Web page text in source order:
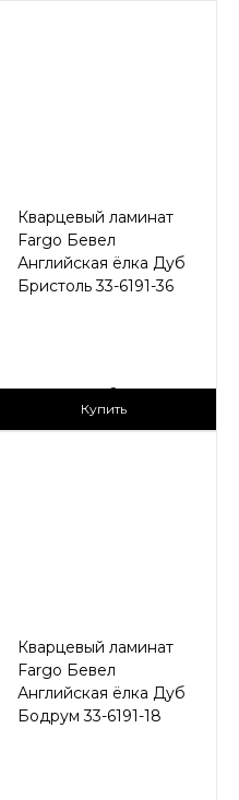
Кварцевый ламинат
Fargo Бевел
Английская ёлка Дуб
Бристоль 33-6191-36
2
Купить
Кварцевый ламинат
Fargo Бевел
Английская ёлка Дуб
Бодрум 33-6191-18